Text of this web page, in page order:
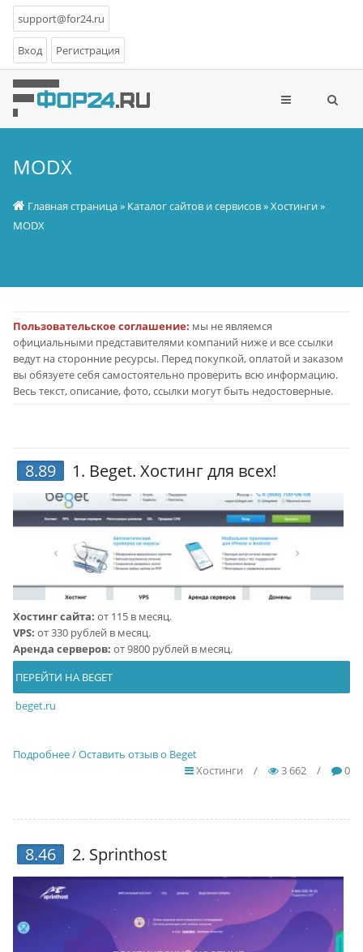
support@for24.ru
Вход Регистрация
MODX
Главная страница» Каталог сайтов и сервисов»Хостинги»
MODX
Пользовательское соглашение: мы не являемся
официальными представителями компаний ниже и все ссылки
ведут на сторонние ресурсы. Перед покупкой, оплатой и заказом
вы обязуете себя самостоятельно проверить всю информацию.
Весь текст, описание, фото, ссылки могут быть недостоверные.
8.89 1. Beget. Хостинг для всех!
Хостинг сайта: от 115 в месяц.
VPS: от 330 рублей в месяц.
Аренда серверов: от 9800 рублей в месяц.
ПЕРЕЙТИ НА BEGET
beget.ru
Подробнее / Оставить отзыв о Beget
Хостинги
/ 3 662 / 0
8.46 2. Sprinthost